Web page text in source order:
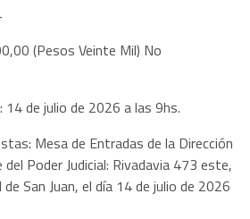
(Pesos Veinte Mil) No
de julio de 2026 a las 9hs.
Mesa de Entradas de la Dirección
del Poder Judicial: Rivadavia 473 este,
San Juan, el día 14 de julio de 2026